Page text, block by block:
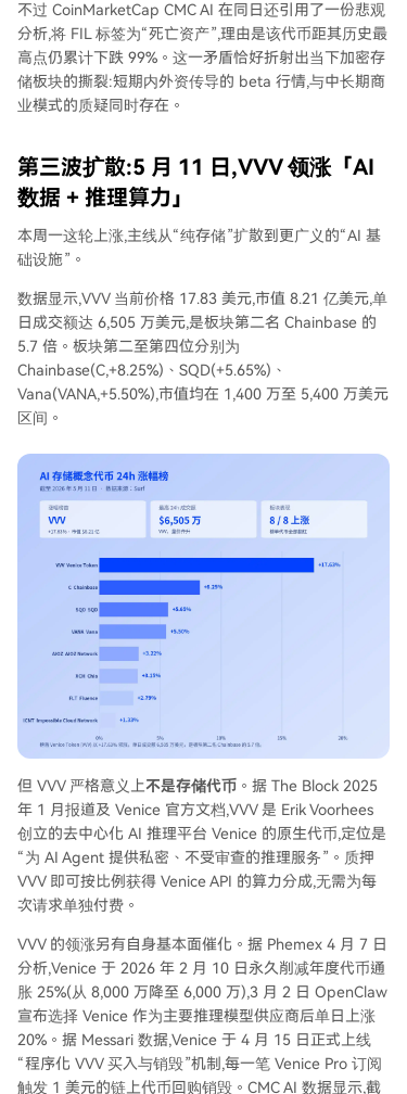
不过 CoinMarketCap CMC AI 在同日还引用了一份悲观
分析,将 FIL 标签为“死亡资产”,理由是该代币距其历史最
高点仍累计下跌 99%。这一矛盾恰好折射出当下加密存
储板块的撕裂:短期内外资传导的 beta 行情,与中长期商
业模式的质疑同时存在。
第三波扩散:5 月 11 日,VVV 领涨「AI
数据 + 推理算力」
本周一这轮上涨,主线从“纯存储”扩散到更广义的“AI 基
础设施”。
数据显示,VVV 当前价格 17.83 美元,市值 8.21 亿美元,单
日成交额达 6,505 万美元,是板块第二名 Chainbase 的
5.7 倍。板块第二至第四位分别为
Chainbase(C,+8.25%)、SQD(+5.65%)、
Vana(VANA,+5.50%),市值均在 1,400 万至 5,400 万美元
区间。
但 VVV 严格意义上不是存储代币 。据 The Block 2025
年 1 月报道及 Venice 官方文档,VVV 是 Erik Voorhees
创立的去中心化 AI 推理平台 Venice 的原生代币,定位是
“为 AI Agent 提供私密、不受审查的推理服务”。质押
VVV 即可按比例获得 Venice API 的算力分成,无需为每
次请求单独付费。
VVV 的领涨另有自身基本面催化。据 Phemex 4 月 7 日
分析,Venice 于 2026 年 2 月 10 日永久削减年度代币通
胀 25%(从 8,000 万降至 6,000 万),3 月 2 日 OpenClaw
宣布选择 Venice 作为主要推理模型供应商后单日上涨
20%。据 Messari 数据,Venice 于 4 月 15 日正式上线
“程序化 VVV 买入与销毁”机制,每一笔 Venice Pro 订阅
触发 1 美元的链上代币回购销毁。CMC AI 数据显示,截